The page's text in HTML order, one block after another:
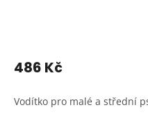
486 Kč
Vodítko pro malé a střední